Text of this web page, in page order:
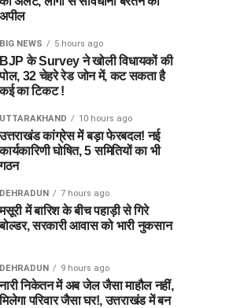
अपील
BIG NEWS 5 hours ago
BJP के Survey ने खोली विधायकों की
पोल, 32 चेहरे रेड जोन में, कट सकता है
कई का टिकट !
UTTARAKHAND 10 hours ago
उत्तराखंड कांग्रेस में बड़ा फेरबदल! नई
कार्यकारिणी घोषित, 5 समितियों का भी
गठन
DEHRADUN 7 hours ago
मसूरी में बारिश के बीच पहाड़ी से गिरे
बोल्डर, सरकारी आवास को भारी नुकसान
DEHRADUN 9 hours ago
नारी निकेतन में अब जेल जैसा माहौल नहीं,
मिलेगा परिवार जैसा घर!, उत्तराखंड में बन